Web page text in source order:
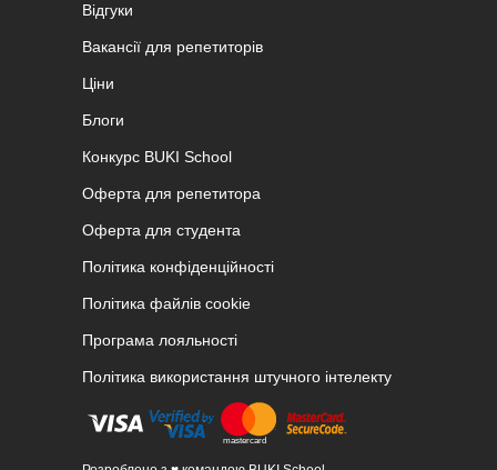
Відгуки
Вакансії для репетиторів
Ціни
Блоги
Конкурс BUKI School
Оферта для репетитора
Оферта для студента
Політика конфіденційності
Політика файлів cookie
Програма лояльності
Політика використання штучного інтелекту